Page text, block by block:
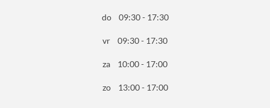
do 09:30 - 17:30
vr 09:30 - 17:30
za 10:00 - 17:00
zo 13:00 - 17:00